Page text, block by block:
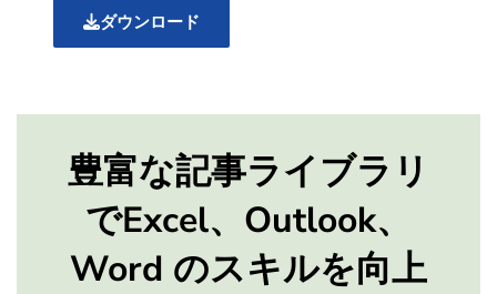
ダウンロード
豊富な記事ライブラリ
でExcel、Outlook、
Word のスキルを向上